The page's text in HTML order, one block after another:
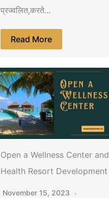
प्रज्वलित,करते...
Read More
Open a Wellness Center and
Health Resort Development
November 15, 2023